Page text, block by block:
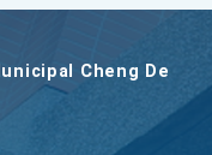
Cheng De